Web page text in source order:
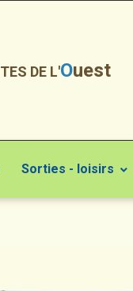
DE L'Ouest
Sorties - loisirs